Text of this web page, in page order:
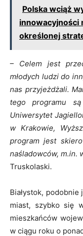
Polska wciąż
innowacyjności
określonej
– Celem jest
młodych ludzi do
nas przyjeżdżali.
tego programu
Uniwersytet
w Krakowie,
program jest
naśladowców, m.in.
Truskolaski.
Białystok,
miast, szybko się
mieszkańców
w ciągu roku o